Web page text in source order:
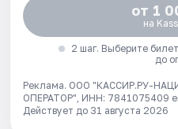
от 1
на
2 шаг. Выберите
до
Реклама. ООО "КАССИР.РУ-
ОПЕРАТОР", ИНН: 7841075409
Действует до 31 августа 2026